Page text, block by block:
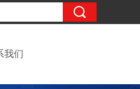
我们